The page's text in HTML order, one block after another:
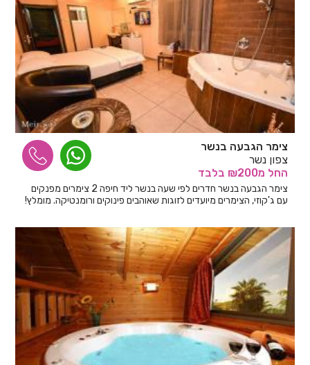
צימר הגבעה בנשר
צפון נשר
החל מ₪200 בלבד
צימר הגבעה בנשר חדרים לפי שעה בנשר ליד חיפה 2 צימרים מפנקים
עם ג'קוזי, הצימרים מיועדים לזוגות שאוהבים פינוקים ורומנטיקה. מומלץ!